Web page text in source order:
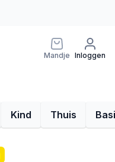
Mandje Inloggen
Kind Thuis